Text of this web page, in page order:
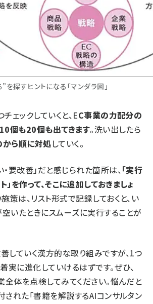
を探すヒントになる「マンダラ図」
ェックしていくと、EC事業の力配分の
個も20個も出てきます。洗い出したら
ら順に対処していく。
要改善」だと感じられた箇所は、「実行
を作って、そこに追加しておきましょ
策は、リスト形式で記録しておくと、い
いたときにスムーズに実行することが
していく漢方的な取り組みですが、1つ
実に進化していけるはずです。ぜひ、
全体を点検してみてください。悩んだと
された「書籍を解説するAIコンサルタン